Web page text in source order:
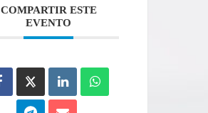
COMPARTIR ESTE
EVENTO